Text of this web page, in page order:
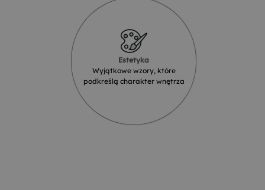
Estetyka
Wyjątkowe wzory, które
podkreślą charakter wnętrza